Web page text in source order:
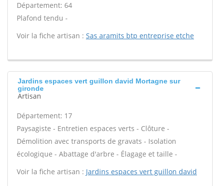
Département: 64
Plafond tendu -
Voir la fiche artisan : Sas aramits btp entreprise etche
Jardins espaces vert guillon david Mortagne sur
gironde
Artisan
Département: 17
Paysagiste - Entretien espaces verts - Clôture -
Démolition avec transports de gravats - Isolation
écologique - Abattage d'arbre - Élagage et taille -
Voir la fiche artisan : Jardins espaces vert guillon david